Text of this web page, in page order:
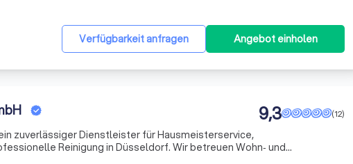
Verfügbarkeit anfragen Angebot einholen
(12)
9,3
zuverlässiger Dienstleister für Hausmeisterservice,
Reinigung in Düsseldorf. Wir betreuen Wohn‑ und